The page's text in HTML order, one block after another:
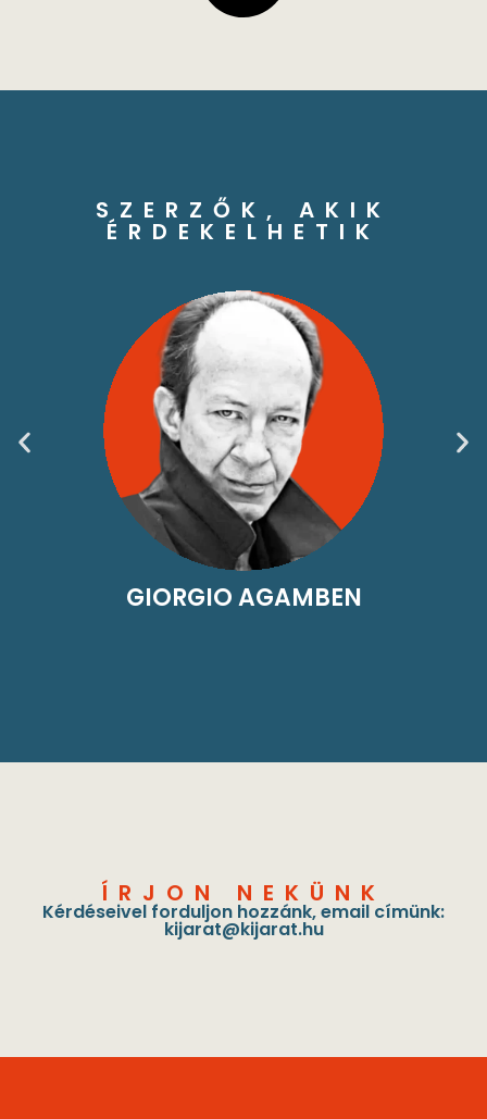
SZERZŐK, AKIK
ÉRDEKELHETIK
GIORGIO AGAMBEN
ÍRJON NEKÜNK
Kérdéseivel forduljon hozzánk, email címünk:
kijarat@kijarat.hu